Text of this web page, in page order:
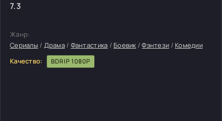
7.3
Жанр:
Сериалы / Драма/ Фантастика / Боевик/Фэнтези / Комедии
Качество:
BDRIP 1080P